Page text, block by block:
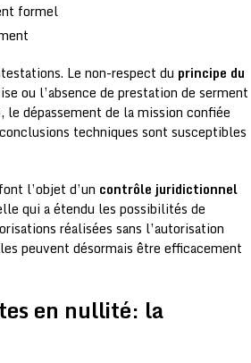
formel
Le non-respect du principe du
ou l’absence de prestation de serment
dépassement de la mission confiée
techniques sont susceptibles
l’objet d’un contrôle juridictionnel
qui a étendu les possibilités de
réalisées sans l’autorisation
peuvent désormais être efficacement
en nullité: la